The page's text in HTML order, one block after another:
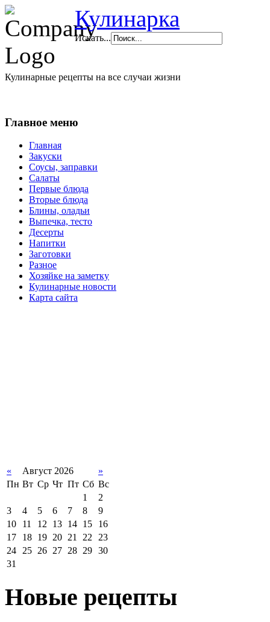
Кулинарка
Искать...
Кулинарные рецепты на все случаи жизни
Главное меню
Главная
Закуски
Соусы, заправки
Салаты
Первые блюда
Вторые блюда
Блины, оладьи
Выпечка, тесто
Десерты
Напитки
Заготовки
Разное
Хозяйке на заметку
Кулинарные новости
Карта сайта
« Август 2026
»
Пн Вт Ср Чт Пт Сб Вс
1
2
3
4 5 6 7 8
9
10
11 12 13 14 15
16
17
18 19 20 21 22 23
24 25 26 27 28 29 30
31
Новые рецепты